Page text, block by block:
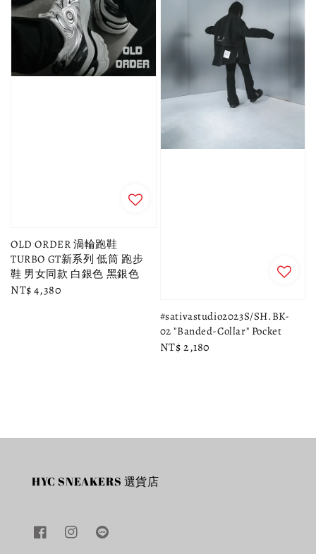
OLD ORDER 渦輪跑鞋
TURBO GT新系列 低筒 跑步
鞋 男女同款 白銀色 黑銀色
Regular
NT$ 4,380
#sativastudio2023S/SH.BK-
02 "Banded-Collar" Pocket
Regular
NT$ 2,180
HYC SNEAKERS 選貨店